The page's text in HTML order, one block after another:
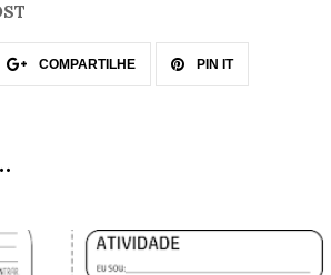
COMPARTILHE PIN IT